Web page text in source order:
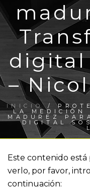
digital
–
INICIO/
LA MEDICIÓN
MADUREZ
DIGITAL
Este contenido
verlo, por favor,
continuación: